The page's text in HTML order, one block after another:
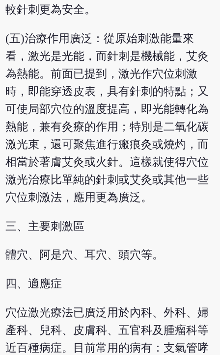
較針刺更為安全。
(五)治療作用廣泛：從原始刺激能量來
看，激光是光能，而針刺是機械能，艾灸
為熱能。前面已提到，激光作穴位刺激
時，即能穿透皮表，具有針刺的特點；又
可使局部穴位的溫度提高，即光能轉化為
熱能，兼有灸療的作用；特別是二氧化碳
激光束，還可聚焦進行瘢痕灸或燒灼，而
相當於著膚艾灸或火針。這樣就使得穴位
激光治療比單純的針刺或艾灸或其他一些
穴位刺激法，應用更為廣泛。
三、主要刺激區
體穴、阿是穴、耳穴、頭穴等。
四、適應症
穴位激光療法已廣泛用於內科、外科、婦
產科、兒科、皮膚科、五官科及腫瘤科等
近百種病症。目前常用的病有：支氣管哮